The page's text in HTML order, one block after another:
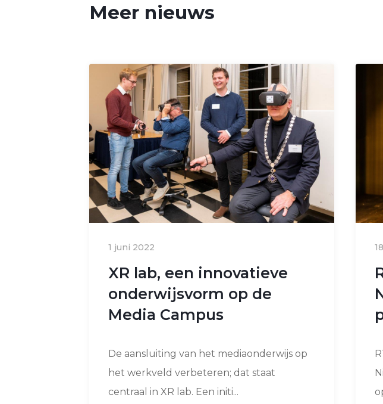
Meer nieuws
1 juni 2022
XR lab, een innovatieve
onderwijsvorm op de
Media Campus
De aansluiting van het mediaonderwijs op
het werkveld verbeteren; dat staat
centraal in XR lab. Een initi...